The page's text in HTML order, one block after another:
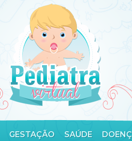
GESTAÇÃO SAÚDE